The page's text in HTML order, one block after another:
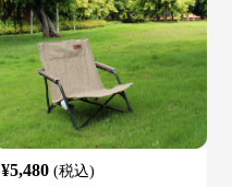
¥5,480 (税込)